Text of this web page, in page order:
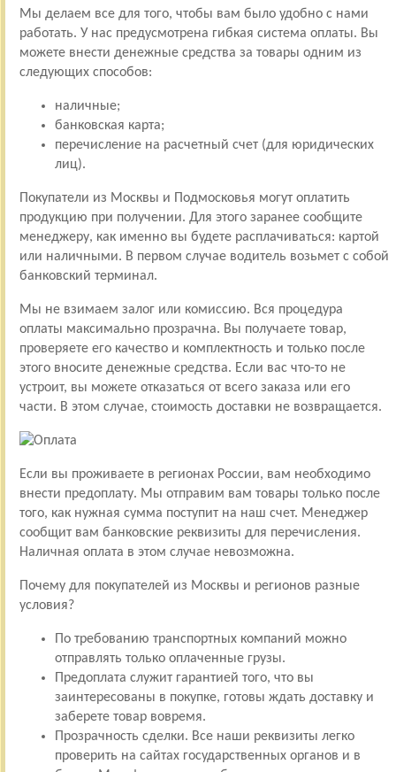
Мы делаем все для того, чтобы вам было удобно с нами
работать. У нас предусмотрена гибкая система оплаты. Вы
можете внести денежные средства за товары одним из
следующих способов:
наличные;
банковская карта;
перечисление на расчетный счет (для юридических
лиц).
Покупатели из Москвы и Подмосковья могут оплатить
продукцию при получении. Для этого заранее сообщите
менеджеру, как именно вы будете расплачиваться: картой
или наличными. В первом случае водитель возьмет с собой
банковский терминал.
Мы не взимаем залог или комиссию. Вся процедура
оплаты максимально прозрачна. Вы получаете товар,
проверяете его качество и комплектность и только после
этого вносите денежные средства. Если вас что-то не
устроит, вы можете отказаться от всего заказа или его
части. В этом случае, стоимость доставки не возвращается.
Если вы проживаете в регионах России, вам необходимо
внести предоплату. Мы отправим вам товары только после
того, как нужная сумма поступит на наш счет. Менеджер
сообщит вам банковские реквизиты для перечисления.
Наличная оплата в этом случае невозможна.
Почему для покупателей из Москвы и регионов разные
условия?
По требованию транспортных компаний можно
отправлять только оплаченные грузы.
Предоплата служит гарантией того, что вы
заинтересованы в покупке, готовы ждать доставку и
заберете товар вовремя.
Прозрачность сделки. Все наши реквизиты легко
проверить на сайтах государственных органов и в